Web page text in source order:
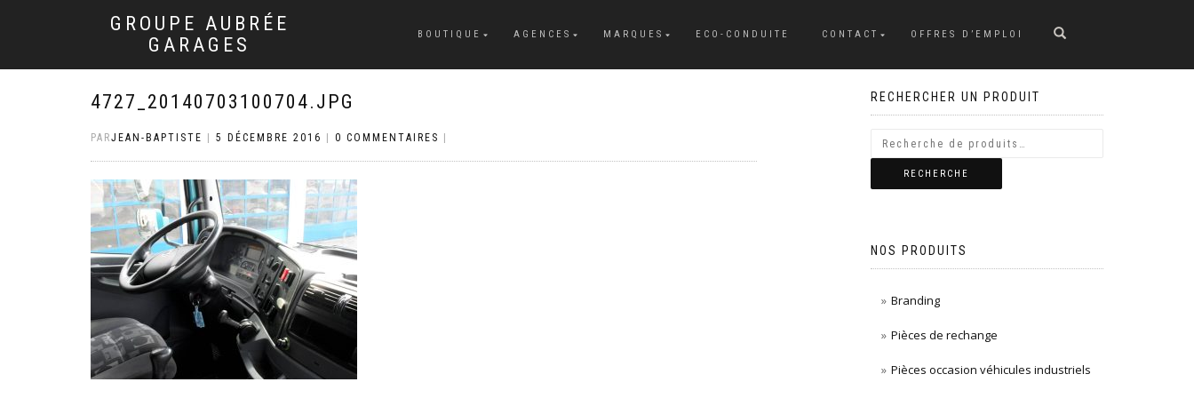
GROUPE AUBRÉE
GARAGES
BOUTIQUE AGENCES MARQUES ECO-CONDUITE CONTACT OFFRES D’EMPLOI
4727_20140703100704.JPG
PARJEAN-BAPTISTE 5 DÉCEMBRE 2016 0 COMMENTAIRES
RECHERCHER UN PRODUIT
RECHERCHE
NOS PRODUITS
Branding
Pièces de rechange
Pièces occasion véhicules industriels